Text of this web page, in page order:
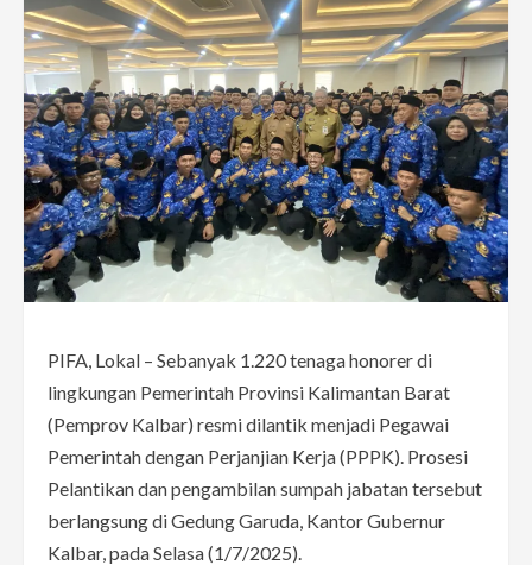
PIFA, Lokal – Sebanyak 1.220 tenaga honorer di
lingkungan Pemerintah Provinsi Kalimantan Barat
(Pemprov Kalbar) resmi dilantik menjadi Pegawai
Pemerintah dengan Perjanjian Kerja (PPPK). Prosesi
Pelantikan dan pengambilan sumpah jabatan tersebut
berlangsung di Gedung Garuda, Kantor Gubernur
Kalbar, pada Selasa (1/7/2025).